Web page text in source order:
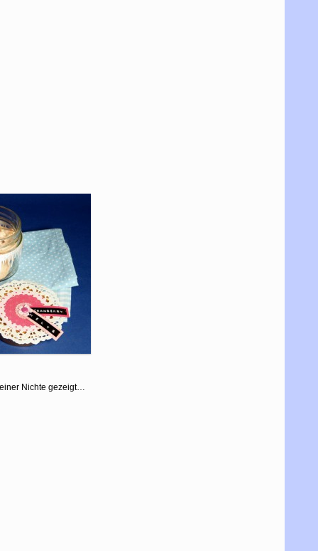
Nichte gezeigt…